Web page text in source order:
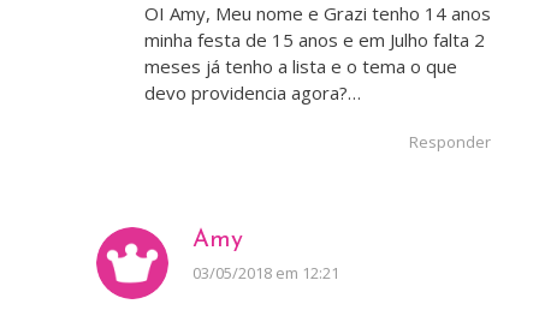
OI Amy, Meu nome e Grazi tenho 14 anos
minha festa de 15 anos e em Julho falta 2
meses já tenho a lista e o tema o que
devo providencia agora?…
Responder
Amy
disse:
03/05/2018 em 12:21